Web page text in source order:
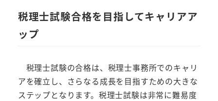
税理士試験合格を目指してキャリアア
ップ
税理士試験の合格は、税理士事務所でのキャリ
アを確立し、さらなる成長を目指すための大きな
ステップとなります。税理士試験は非常に難易度